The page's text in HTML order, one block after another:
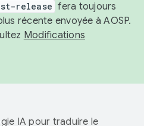
release fera toujours
récente envoyée à AOSP.
Modifications
IA pour traduire le